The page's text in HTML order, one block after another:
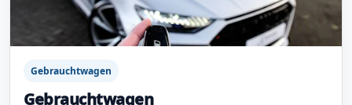
Gebrauchtwagen
Gebrauchtwagen